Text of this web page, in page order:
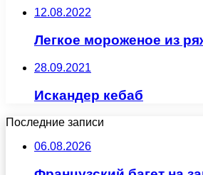
12.08.2022
Легкое мороженое из
28.09.2021
Искандер кебаб
Последние записи
06.08.2026